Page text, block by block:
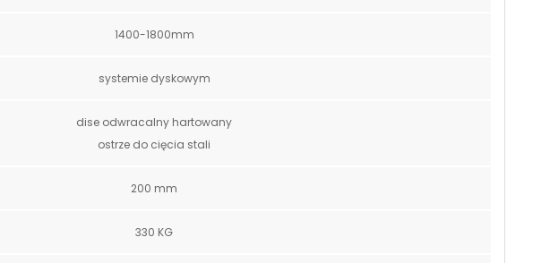
1400-1800mm
systemie dyskowym
dise odwracalny hartowany
ostrze do cięcia stali
200 mm
330 KG